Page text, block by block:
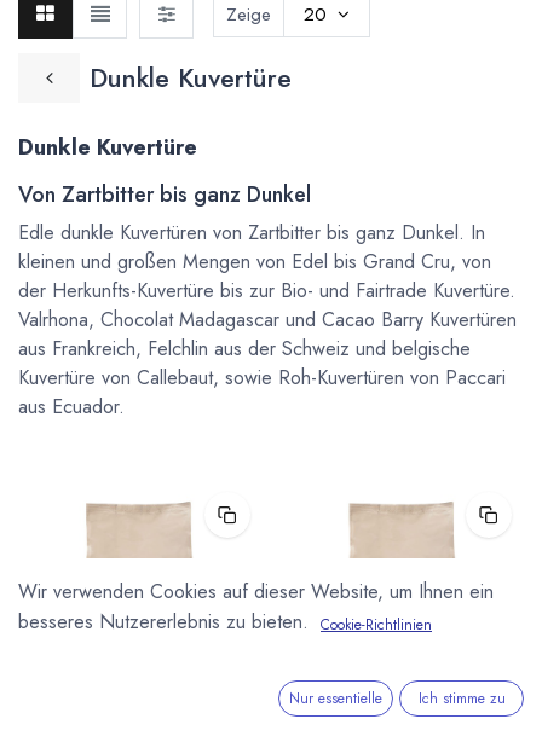
Dunkle Kuvertüre
Zeige 20
Dunkle Kuvertüre
Von Zartbitter bis ganz Dunkel
Edle dunkle Kuvertüren von Zartbitter bis ganz Dunkel. In
kleinen und großen Mengen von Edel bis Grand Cru, von
der Herkunfts-Kuvertüre bis zur Bio- und Fairtrade Kuvertüre.
Valrhona, Chocolat Madagascar und Cacao Barry Kuvertüren
aus Frankreich, Felchlin aus der Schweiz und belgische
Kuvertüre von Callebaut, sowie Roh-Kuvertüren von Paccari
aus Ecuador.
Wir verwenden Cookies auf dieser Website, um Ihnen ein
besseres Nutzererlebnis zu bieten.
Cookie-Richtlinien
Nur essentielle Ich stimme zu